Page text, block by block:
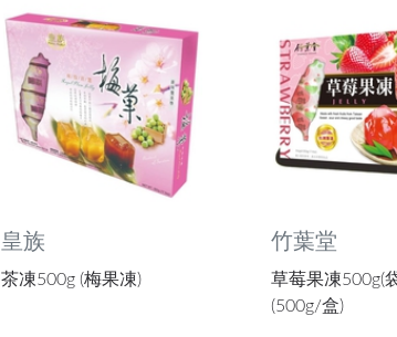
皇族
茶凍500g (梅果凍)
竹葉堂
草莓果凍500g(
(500g/盒)